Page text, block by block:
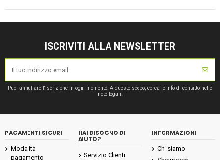
ISCRIVITI ALLA NEWSLETTER
Puoi annullare l'iscrizione in ogni momento. A questo scopo, cerca le info di contatto nelle
note legali.
PAGAMENTI SICURI
Modalità
pagamento
HAI BISOGNO DI
AIUTO?
Servizio Clienti
INFORMAZIONI
Chi siamo